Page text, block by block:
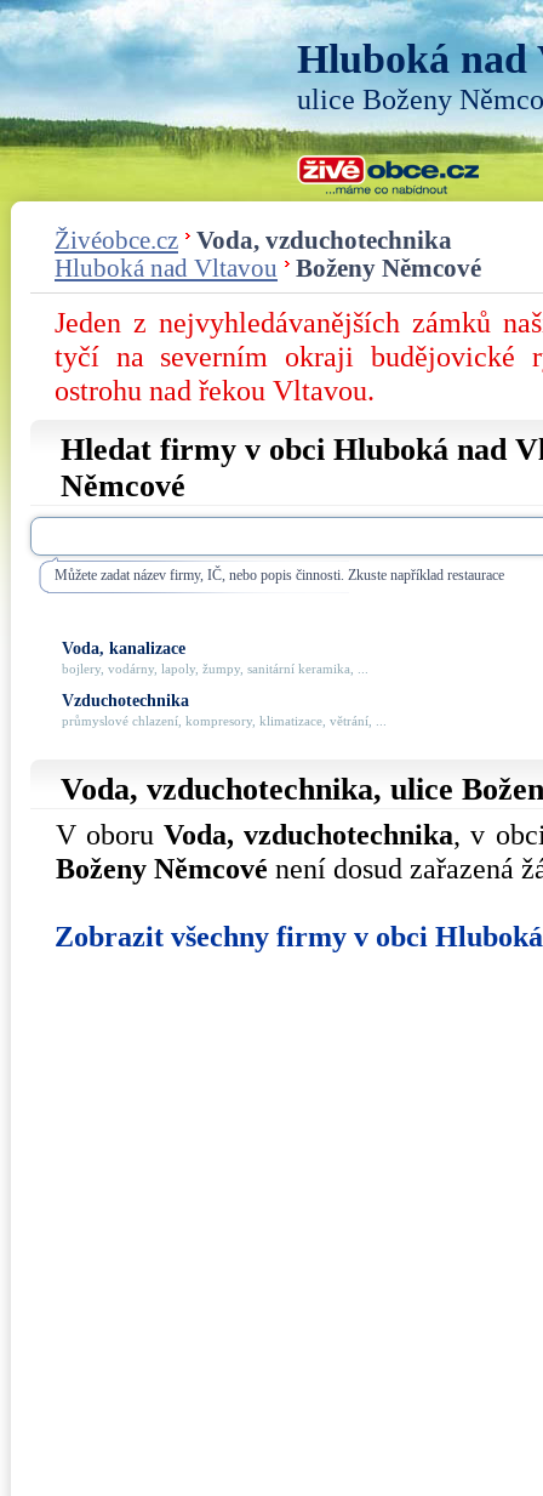
Hluboká nad
ulice Boženy
Živéobce.cz
Voda, vzduchotechnika
Hluboká nad Vltavou
Boženy Němcové
Jeden z nejvyhledávanějších zámků
tyčí na severním okraji budějovické
ostrohu nad řekou Vltavou.
Hledat firmy v obci Hluboká nad
Němcové
Můžete zadat název firmy, IČ, nebo popis činnosti. Zkuste například restaurace
Voda, kanalizace
bojlery, vodárny, lapoly, žumpy, sanitární keramika, ...
Vzduchotechnika
průmyslové chlazení, kompresory, klimatizace, větrání, ...
Voda, vzduchotechnika, ulice
V oboruVoda, vzduchotechnika, v
Boženy Němcové není dosud zařazená
Zobrazit všechny firmy v obci